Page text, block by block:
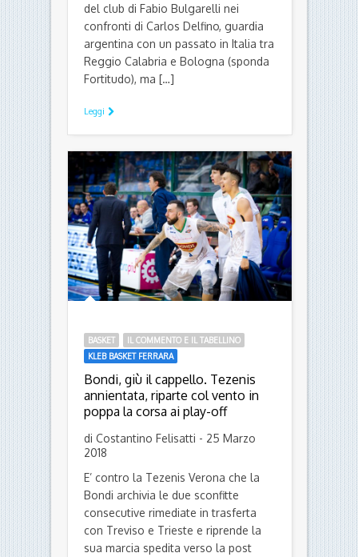
del club di Fabio Bulgarelli nei
confronti di Carlos Delfino, guardia
argentina con un passato in Italia tra
Reggio Calabria e Bologna (sponda
Fortitudo), ma […]
Leggi
BASKET
IL COMMENTO E IL TABELLINO
KLEB BASKET FERRARA
Bondi, giù il cappello. Tezenis
annientata, riparte col vento in
poppa la corsa ai play-off
di Costantino Felisatti - 25 Marzo
2018
E’ contro la Tezenis Verona che la
Bondi archivia le due sconfitte
consecutive rimediate in trasferta
con Treviso e Trieste e riprende la
sua marcia spedita verso la post